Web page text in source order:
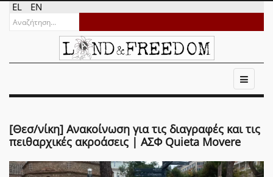
EL EN
[Θεσ/νίκη] Ανακοίνωση για τις διαγραφές και τις
πειθαρχικές ακροάσεις | ΑΣΦ Quieta Movere